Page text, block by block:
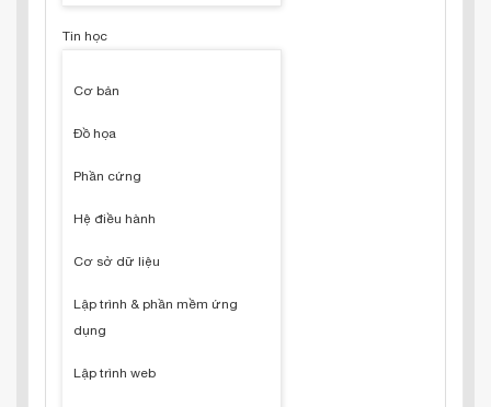
Tin học
Cơ bản
Đồ họa
Phần cứng
Hệ điều hành
Cơ sở dữ liệu
Lập trình & phần mềm ứng
dụng
Lập trình web